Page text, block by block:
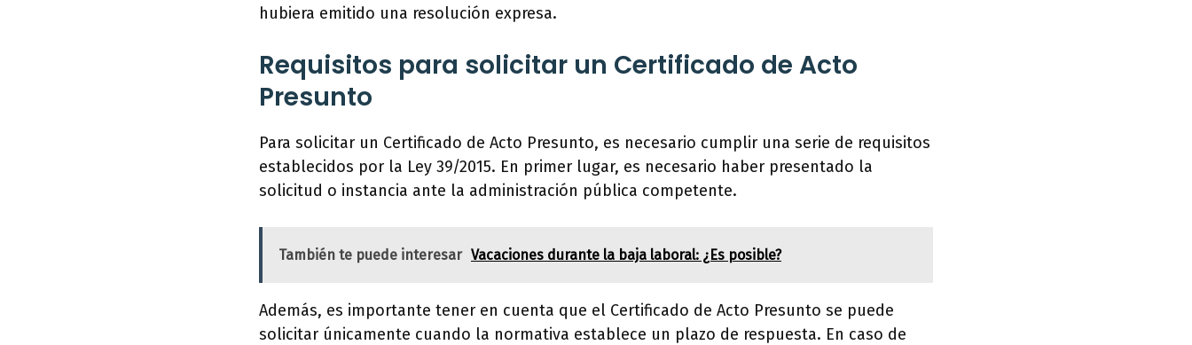
hubiera emitido una resolución expresa.
Requisitos para solicitar un Certificado de Acto
Presunto
Para solicitar un Certificado de Acto Presunto, es necesario cumplir una serie de requisitos
establecidos por la Ley 39/2015. En primer lugar, es necesario haber presentado la
solicitud o instancia ante la administración pública competente.
También te puede interesar Vacaciones durante la baja laboral: ¿Es posible?
Además, es importante tener en cuenta que el Certificado de Acto Presunto se puede
solicitar únicamente cuando la normativa establece un plazo de respuesta. En caso de